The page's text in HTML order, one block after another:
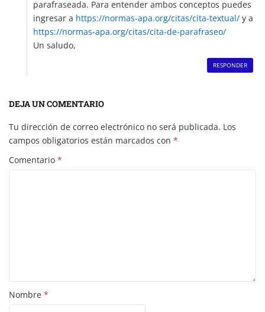
parafraseada. Para entender ambos conceptos puedes
ingresar a https://normas-apa.org/citas/cita-textual/ y a
https://normas-apa.org/citas/cita-de-parafraseo/
Un saludo,
RESPONDER
DEJA UN COMENTARIO
Tu dirección de correo electrónico no será publicada. Los
campos obligatorios están marcados con *
Comentario *
Nombre *